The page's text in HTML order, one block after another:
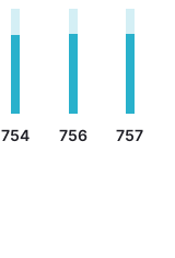
754 756 757